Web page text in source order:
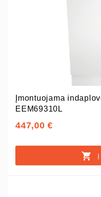
Įmontuojama
EEM69310L
447,00 €
Į